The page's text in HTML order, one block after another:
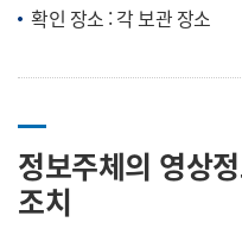
확인 장소 : 각 보관 장소
정보주체의 영상
조치